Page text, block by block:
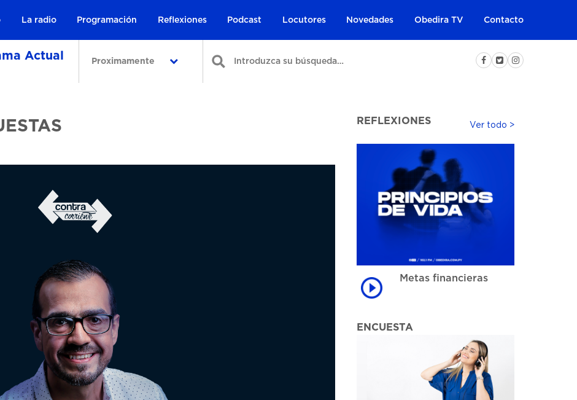
La radio Programación Reflexiones Podcast Locutores Novedades Obedira TV Contacto
Actual Proximamente
REFLEXIONES Ver todo >
Metas financieras
ENCUESTA